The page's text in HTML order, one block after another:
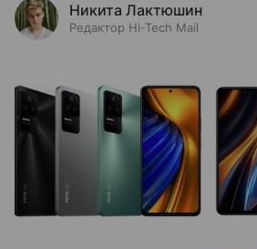
Никита Лактюшин
Редактор Hi-Tech Mail